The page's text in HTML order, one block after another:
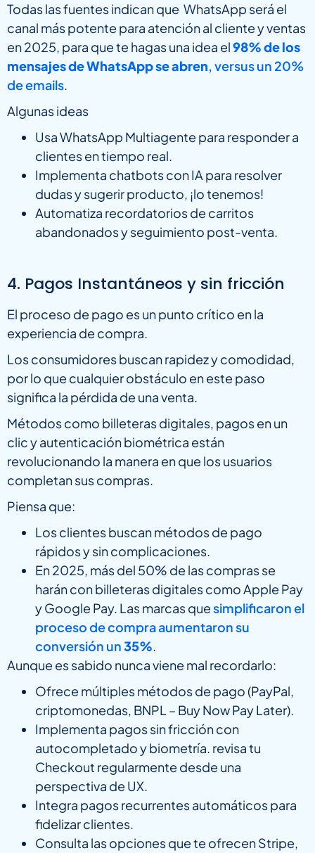
Todas las fuentes indican que WhatsApp será el
canal más potente para atención al cliente y ventas
en 2025, para que te hagas una idea el98% de los
mensajes de WhatsApp se abren, versus un 20%
de emails.
Algunas ideas
Usa WhatsApp Multiagente para responder a
clientes en tiempo real.
Implementa chatbots con IA para resolver
dudas y sugerir producto, ¡lo tenemos!
Automatiza recordatorios de carritos
abandonados y seguimiento post-venta.
4. Pagos Instantáneos y sin fricción
El proceso de pago es un punto crítico en la
experiencia de compra.
Los consumidores buscan rapidez y comodidad,
por lo que cualquier obstáculo en este paso
significa la pérdida de una venta.
Métodos como billeteras digitales, pagos en un
clic y autenticación biométrica están
revolucionando la manera en que los usuarios
completan sus compras.
Piensa que:
Los clientes buscan métodos de pago
rápidos y sin complicaciones.
En 2025, más del 50% de las compras se
harán con billeteras digitales como Apple Pay
y Google Pay. Las marcas quesimplificaron el
proceso de compra aumentaron su
conversión un35%.
Aunque es sabido nunca viene mal recordarlo:
Ofrece múltiples métodos de pago (PayPal,
criptomonedas, BNPL – Buy Now Pay Later).
Implementa pagos sin fricción con
autocompletado y biometría. revisa tu
Checkout regularmente desde una
perspectiva de UX.
Integra pagos recurrentes automáticos para
fidelizar clientes.
Consulta las opciones que te ofrecen Stripe,